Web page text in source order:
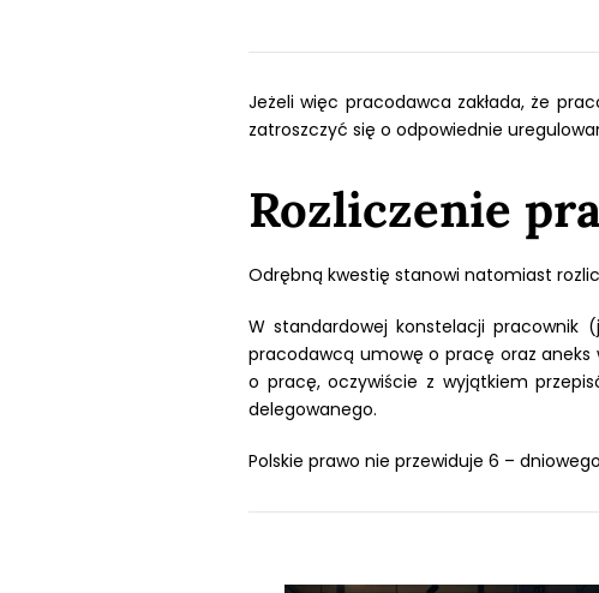
Jeżeli więc pracodawca zakłada, że
zatroszczyć się o odpowiednie
Rozliczenie
Odrębną kwestię stanowi natomiast
W standardowej konstelacji
pracodawcą umowę o pracę oraz aneks
o pracę, oczywiście z wyjątkiem
delegowanego.
Polskie prawo nie przewiduje 6 –